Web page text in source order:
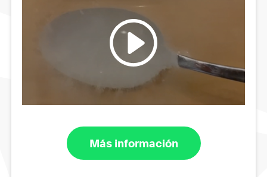
Más información